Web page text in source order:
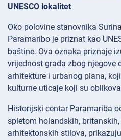
UNESCO lokalitet
Oko polovine stanovnika
Paramaribo je priznat kao
baštine. Ova oznaka priznaje
vrijednost grada zbog njegove
arhitekture i urbanog plana,
kulturne uticaje koji su
Historijski centar Paramariba
spletom holandskih,
arhitektonskih stilova,